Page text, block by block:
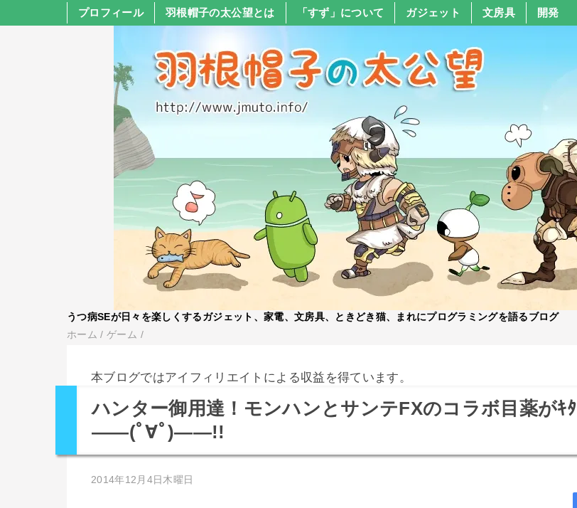
プロフィール 羽根帽子の太公望とは 「すず」について ガジェット 文房具 開発
うつ病SEが日々を楽しくするガジェット、家電、文房具、ときどき猫、まれにプログラミングを語るブログ
ホーム /ゲーム /
本ブログではアイフィリエイトによる収益を得ています。
ハンター御用達！モンハンとサンテFXのコラボ目薬がｷﾀ
――(ﾟ∀ﾟ)――!!
2014年12月4日木曜日